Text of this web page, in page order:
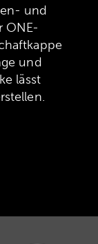
und
ONE-
und
lässt